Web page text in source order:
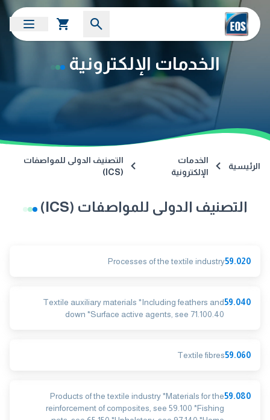
الخدمات الإلكترونية
الرئيسية
الخدمات
الإلكترونية
التصنيف الدولى للمواصفات
(ICS)
التصنيف الدولى للمواصفات (ICS)
59.020
Processes of the textile industry
59.040
Textile auxiliary materials *Including feathers and
down *Surface active agents, see 71.100.40
59.060
Textile fibres
59.080
Products of the textile industry *Materials for the
reinforcement of composites, see 59.100 *Fishing